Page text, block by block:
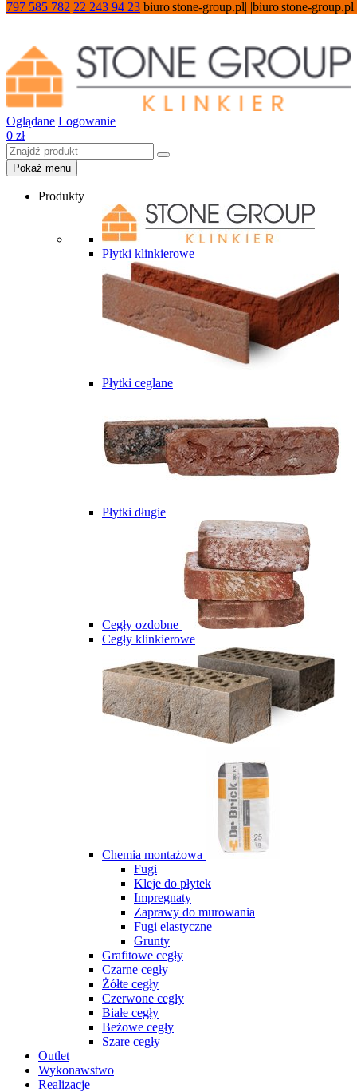
797 585 782 22 243 94 23 biuro|stone-group.pl| |biuro|stone-group.pl
Oglądane Logowanie
0 zł
Pokaż menu
Produkty
Płytki klinkierowe
Płytki ceglane
Płytki długie
Cegły ozdobne
Cegły klinkierowe
Chemia montażowa
Fugi
Kleje do płytek
Impregnaty
Zaprawy do murowania
Fugi elastyczne
Grunty
Grafitowe cegły
Czarne cegły
Żółte cegły
Czerwone cegły
Białe cegły
Beżowe cegły
Szare cegły
Outlet
Wykonawstwo
Realizacje